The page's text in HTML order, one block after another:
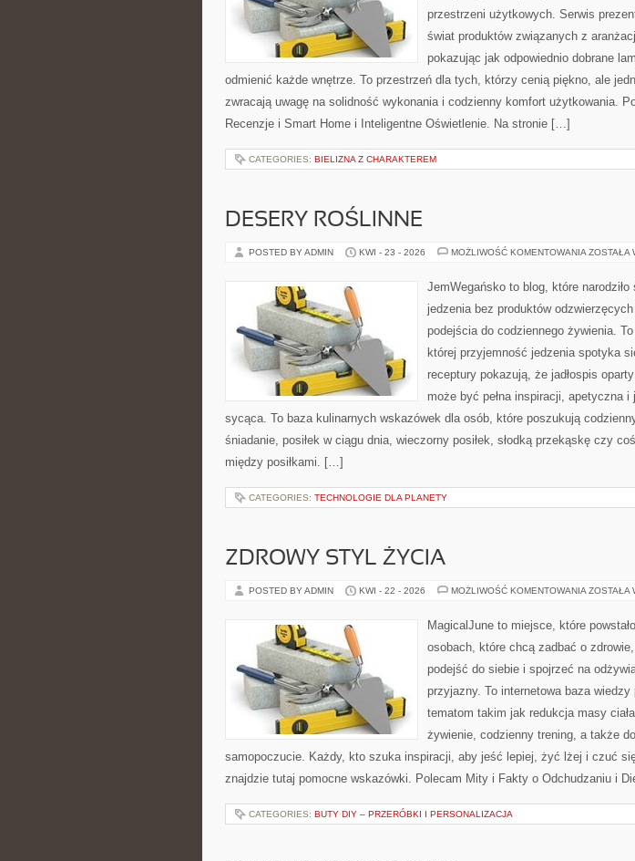
przestrzeni użytkowych. Serwis
świat produktów związanych z
pokazując jak odpowiednio dobrane
odmienić każde wnętrze. To przestrzeń dla tych, którzy cenią piękno, ale
zwracają uwagę na solidność wykonania i codzienny komfort użytkowania.
Recenzje i Smart Home i Inteligentne Oświetlenie. Na stronie […]
CATEGORIES: BIELIZNA Z CHARAKTEREM
DESERY ROŚLINNE
POSTED BY ADMIN KWI - 23 - 2026 MOŻLIWOŚĆ KOMENTOWANIA DESERY
ZOSTAŁA
JemWegańsko to blog, które
jedzenia bez produktów
podejścia do codziennego żywienia.
której przyjemność jedzenia spotyka
receptury pokazują, że jadłospis
może być pełna inspiracji, apetyczna i
sycąca. To baza kulinarnych wskazówek dla osób, które poszukują
śniadanie, posiłek w ciągu dnia, wieczorny posiłek, słodką przekąskę czy
między posiłkami. […]
CATEGORIES: TECHNOLOGIE DLA PLANETY
ZDROWY STYL ŻYCIA
POSTED BY ADMIN KWI - 22 - 2026 MOŻLIWOŚĆ KOMENTOWANIA ZDROWY
ZOSTAŁA
MagicalJune to miejsce, które
osobach, które chcą zadbać o
podejść do siebie i spojrzeć na
przyjazny. To internetowa baza wiedzy
tematom takim jak redukcja masy
żywienie, codzienny trening, a także
samopoczucie. Każdy, kto szuka inspiracji, aby jeść lepiej, żyć lżej i czuć
znajdzie tutaj pomocne wskazówki. Polecam Mity i Fakty o Odchudzaniu i
CATEGORIES: BUTY DIY – PRZERÓBKI I PERSONALIZACJA